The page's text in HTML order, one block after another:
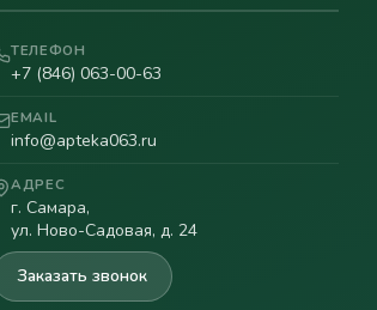
ТЕЛЕФОН
+7 (846) 063-00-63
EMAIL
info@apteka063.ru
АДРЕС
г. Самара,
ул. Ново-Садовая, д. 24
Заказать звонок